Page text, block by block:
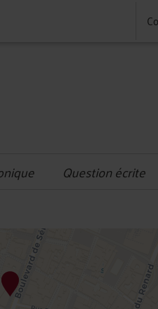
Question écrite